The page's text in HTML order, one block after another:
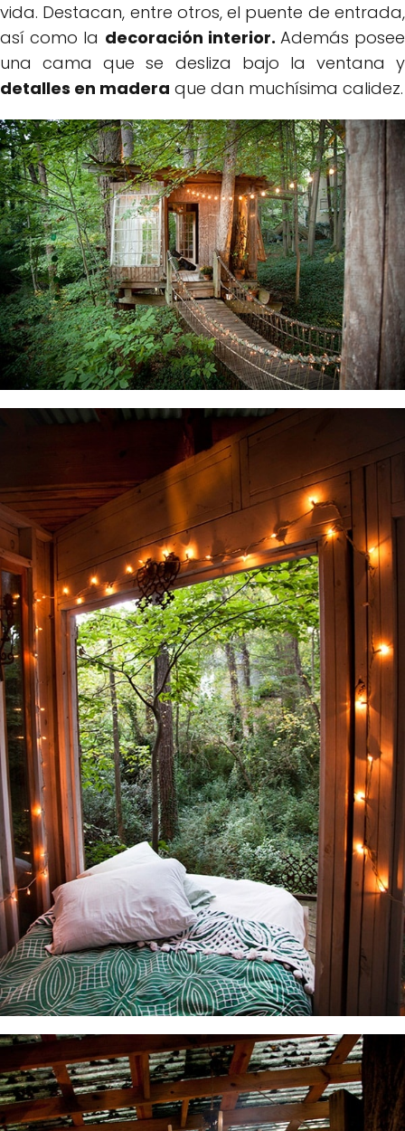
vida. Destacan, entre otros, el puente de entrada,
así como la decoración interior. Además posee
una cama que se desliza bajo la ventana y
detalles en madera que dan muchísima calidez.